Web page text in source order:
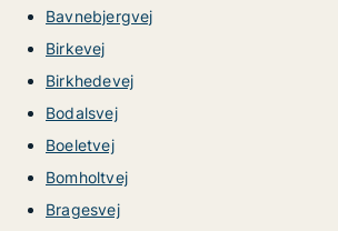
Bavnebjergvej
Birkevej
Birkhedevej
Bodalsvej
Boeletvej
Bomholtvej
Bragesvej